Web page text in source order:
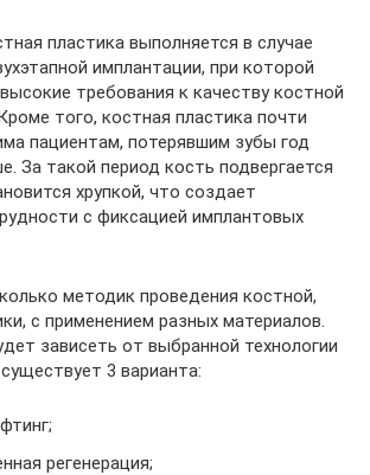
пластика выполняется в случае
имплантации, при которой
требования к качеству костной
того, костная пластика почти
пациентам, потерявшим зубы год
За такой период кость подвергается
хрупкой, что создает
с фиксацией имплантовых
методик проведения костной,
с применением разных материалов.
зависеть от выбранной технологии
3 варианта:
регенерация;